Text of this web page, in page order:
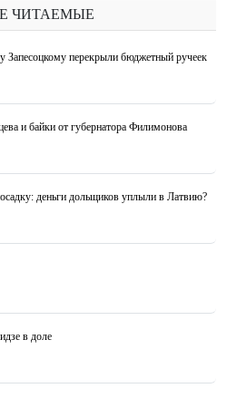
ЧИТАЕМЫЕ
Запесоцкому перекрыли бюджетный ручеек
и байки от губернатора Филимонова
деньги дольщиков уплыли в Латвию?
в доле